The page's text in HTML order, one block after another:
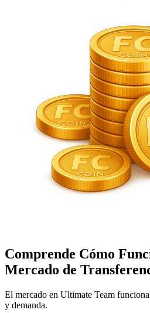
Comprende Cómo
Mercado de
El mercado en Ultimate Team
y demanda.